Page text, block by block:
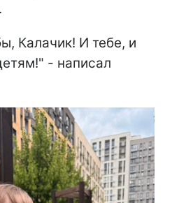
Калачик! И тебе, и
- написал